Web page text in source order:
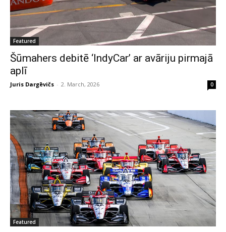
Featured
Šūmahers debitē ‘IndyCar’ ar avāriju pirmajā
aplī
Juris Dargēvičs - 2. March, 2026 0
Featured